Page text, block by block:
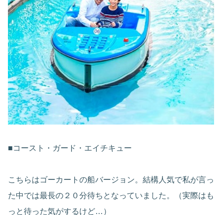
■コースト・ガード・エイチキュー
こちらはゴーカートの船バージョン。結構人気で私が言っ
た中では最長の２０分待ちとなっていました。（実際はも
っと待った気がするけど…）